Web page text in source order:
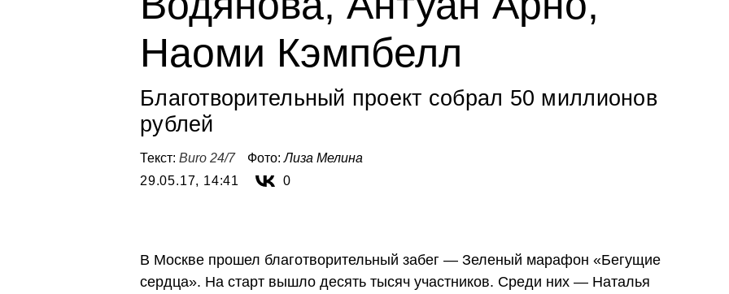
Наоми Кэмпбелл
Благотворительный проект собрал 50 миллионов
рублей
Текст: Buro 24/7 Фото:Лиза Мелина
29.05.17, 14:41
0
В Москве прошел благотворительный забег — Зеленый марафон «Бегущие
сердца». На старт вышло десять тысяч участников. Среди них — Наталья